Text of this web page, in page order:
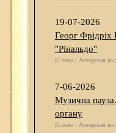
19-07-2026
Георг Фрідріх
"Рінальдо"
(Слово / Авторская
7-06-2026
Музична
органу
(Слово / Авторская